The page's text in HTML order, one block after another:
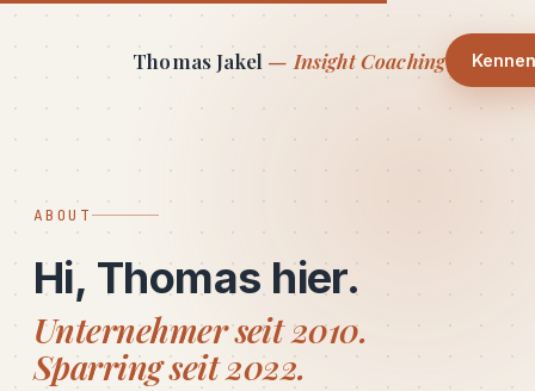
Thomas Jakel — Insight Coaching
ABOUT
Hi, Thomas hier.
Unternehmer seit 2010.
Sparring seit 2022.